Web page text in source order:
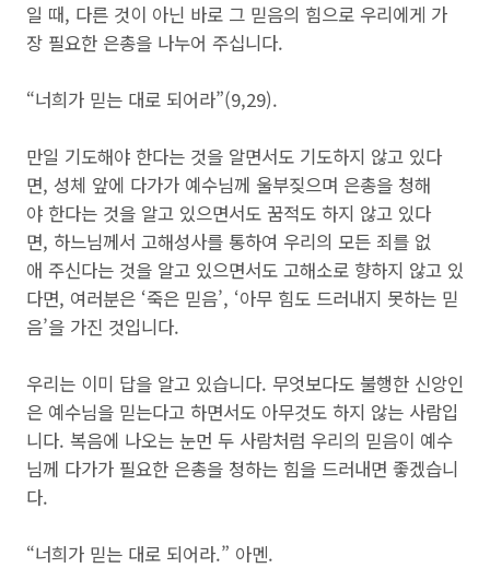
일 때, 다른 것이 아닌 바로 그 믿음의 힘으로 우리에게 가
장 필요한 은총을 나누어 주십니다.
“너희가 믿는 대로 되어라”(9,29).
만일 기도해야 한다는 것을 알면서도 기도하지 않고 있다
면, 성체 앞에 다가가 예수님께 울부짖으며 은총을 청해
야 한다는 것을 알고 있으면서도 꿈적도 하지 않고 있다
면, 하느님께서 고해성사를 통하여 우리의 모든 죄를 없
애 주신다는 것을 알고 있으면서도 고해소로 향하지 않고 있
다면, 여러분은 ‘죽은 믿음’, ‘아무 힘도 드러내지 못하는 믿
음’을 가진 것입니다.
우리는 이미 답을 알고 있습니다. 무엇보다도 불행한 신앙인
은 예수님을 믿는다고 하면서도 아무것도 하지 않는 사람입
니다. 복음에 나오는 눈먼 두 사람처럼 우리의 믿음이 예수
님께 다가가 필요한 은총을 청하는 힘을 드러내면 좋겠습니
다.
“너희가 믿는 대로 되어라.” 아멘.